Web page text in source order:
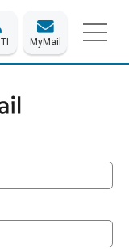
MyMail